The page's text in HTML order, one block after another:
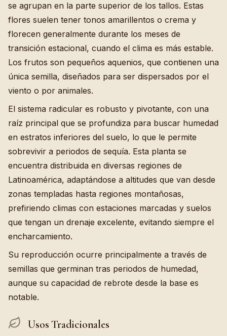
se agrupan en la parte superior de los tallos. Estas
flores suelen tener tonos amarillentos o crema y
florecen generalmente durante los meses de
transición estacional, cuando el clima es más estable.
Los frutos son pequeños aquenios, que contienen una
única semilla, diseñados para ser dispersados por el
viento o por animales.
El sistema radicular es robusto y pivotante, con una
raíz principal que se profundiza para buscar humedad
en estratos inferiores del suelo, lo que le permite
sobrevivir a periodos de sequía. Esta planta se
encuentra distribuida en diversas regiones de
Latinoamérica, adaptándose a altitudes que van desde
zonas templadas hasta regiones montañosas,
prefiriendo climas con estaciones marcadas y suelos
que tengan un drenaje excelente, evitando siempre el
encharcamiento.
Su reproducción ocurre principalmente a través de
semillas que germinan tras periodos de humedad,
aunque su capacidad de rebrote desde la base es
notable.
Usos Tradicionales